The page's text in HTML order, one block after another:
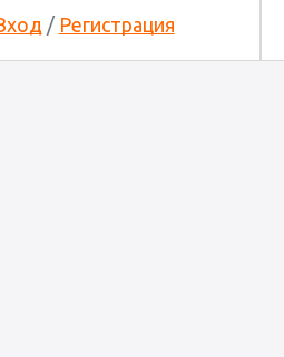
/ Регистрация